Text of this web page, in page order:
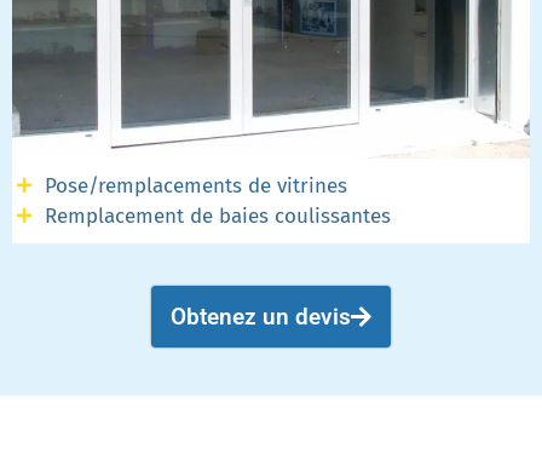
Pose/remplacements de vitrines
Remplacement de baies coulissantes​​
Obtenez un devis